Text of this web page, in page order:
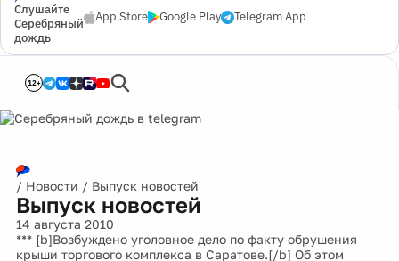
Слушайте
Серебряный
дождь
App Store Google Play Telegram App
12+
/ Новости
Выпуск новостей
14 августа 2010
*** [b]Возбуждено уголовное дело по факту обрушения
крыши торгового комплекса в Саратове.[/b] Об этом
журналистам сообщили сегодня в следственного